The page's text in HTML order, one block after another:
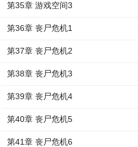
第35章 游戏空间3
第36章 丧尸危机1
第37章 丧尸危机2
第38章 丧尸危机3
第39章 丧尸危机4
第40章 丧尸危机5
第41章 丧尸危机6